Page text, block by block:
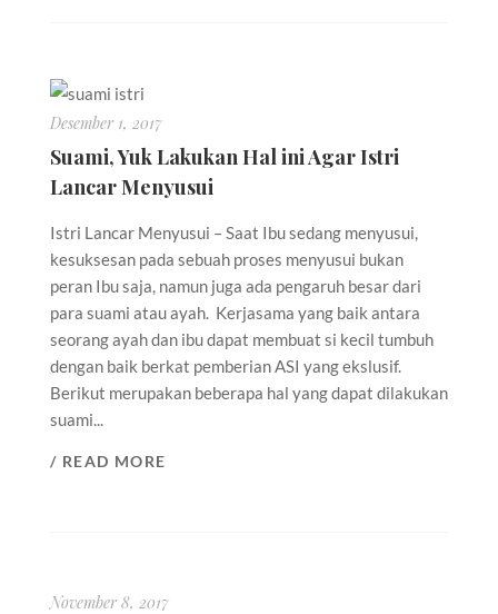
Desember 1, 2017
Suami, Yuk Lakukan Hal ini Agar Istri
Lancar Menyusui
Istri Lancar Menyusui – Saat Ibu sedang menyusui,
kesuksesan pada sebuah proses menyusui bukan
peran Ibu saja, namun juga ada pengaruh besar dari
para suami atau ayah. Kerjasama yang baik antara
seorang ayah dan ibu dapat membuat si kecil tumbuh
dengan baik berkat pemberian ASI yang ekslusif.
Berikut merupakan beberapa hal yang dapat dilakukan
suami...
/ READ MORE
November 8, 2017